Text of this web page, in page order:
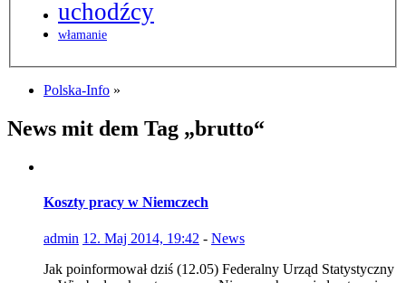
uchodźcy
włamanie
Polska-Info »
News mit dem Tag „brutto“
Koszty pracy w Niemczech
admin 12. Maj 2014, 19:42 - News
Jak poinformował dziś (12.05) Federalny Urząd Statystyczny